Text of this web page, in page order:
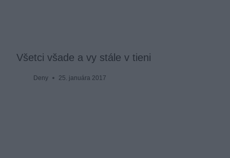
Všetci všade a vy stále v tieni
Deny 25. januára 2017